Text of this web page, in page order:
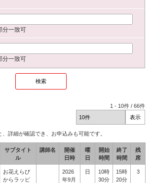
一致可
一致可
1 - 10件 /66件
詳細が確認でき、お申込みも可能です。
サブタイト
ル
講師名
開催
日時
曜
日
開始
時間
終了
時間
残
席
お花えらび
からラッピ
2026
年9月
日
10時
30分
15時
20分
3